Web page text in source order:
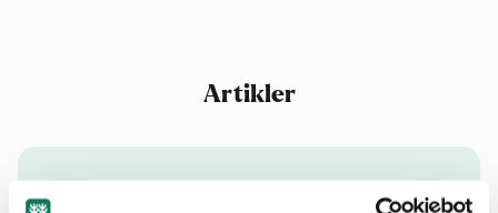
Artikler